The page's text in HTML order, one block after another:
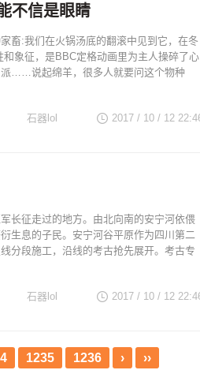
不信是眼睛
畜:我们在火锅汤底的翻滚中见到它，在冬
象征，是BBC定格动画里为主人操碎了心
派……说起绵羊，很多人就要问这个物种
2017 / 10 / 12
石器lol
长征走过的地方。由北向南的安宁河依偎
生息的子民。安宁河谷平原作为四川第二
分段施工，沿线的考古抢先展开。考古专
2017 / 10 / 12
石器lol
1235 1236 › ››